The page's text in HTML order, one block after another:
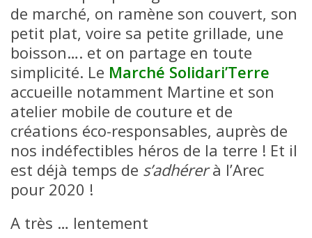
de marché, on ramène son couvert, son
petit plat, voire sa petite grillade, une
boisson…. et on partage en toute
simplicité. Le Marché Solidari’Terre
accueille notamment Martine et son
atelier mobile de couture et de
créations éco-responsables, auprès de
nos indéfectibles héros de la terre ! Et il
est déjà temps de s’adhérerà l’Arec
pour 2020 !
A très … lentement